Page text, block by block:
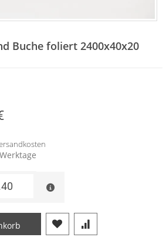
Buche foliert 2400x40x20